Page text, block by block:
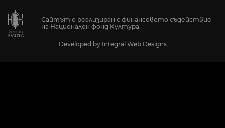
Сайтът е реализиран с финансовото съдействие
на Национален фонд Култура.
Developed by Integral Web Designs